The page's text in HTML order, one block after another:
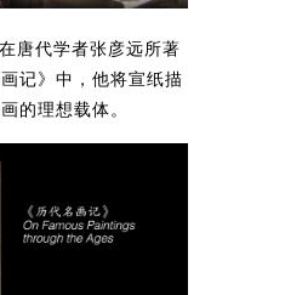
唐代学者张彦远所著
记》中，他将宣纸描
的理想载体。